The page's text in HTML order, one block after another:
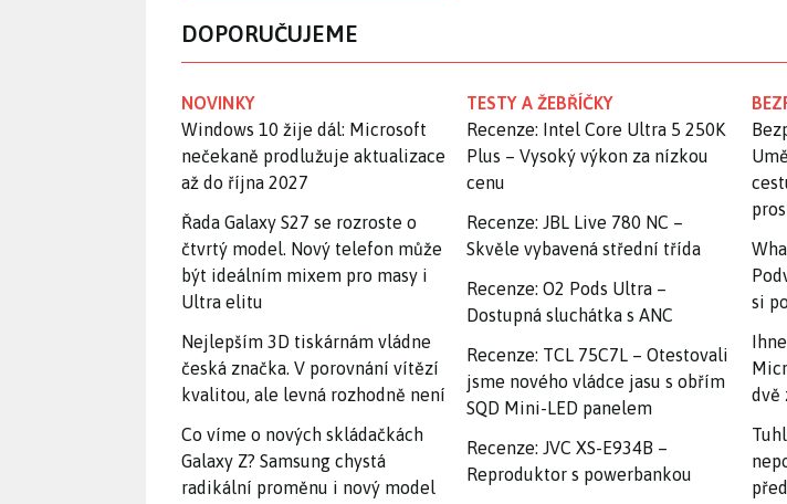
DOPORUČUJEME
NOVINKY
Windows 10 žije dál: Microsoft
nečekaně prodlužuje aktualizace
až do října 2027
Řada Galaxy S27 se rozroste o
čtvrtý model. Nový telefon může
být ideálním mixem pro masy i
Ultra elitu
Nejlepším 3D tiskárnám vládne
česká značka. V porovnání vítězí
kvalitou, ale levná rozhodně není
Co víme o nových skládačkách
Galaxy Z? Samsung chystá
radikální proměnu i nový model
TESTY A ŽEBŘÍČKY
Recenze: Intel Core Ultra 5 250K
Plus – Vysoký výkon za nízkou
cenu
Recenze: JBL Live 780 NC –
Skvěle vybavená střední třída
Recenze: O2 Pods Ultra –
Dostupná sluchátka s ANC
Recenze: TCL 75C7L – Otestovali
jsme nového vládce jasu s obřím
SQD Mini-LED panelem
Recenze: JVC XS-E934B –
Reproduktor s powerbankou
si
dvě